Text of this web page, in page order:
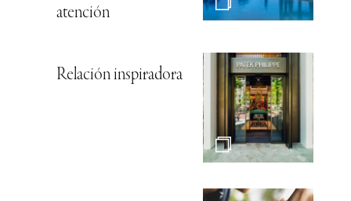
atención
Relación inspiradora